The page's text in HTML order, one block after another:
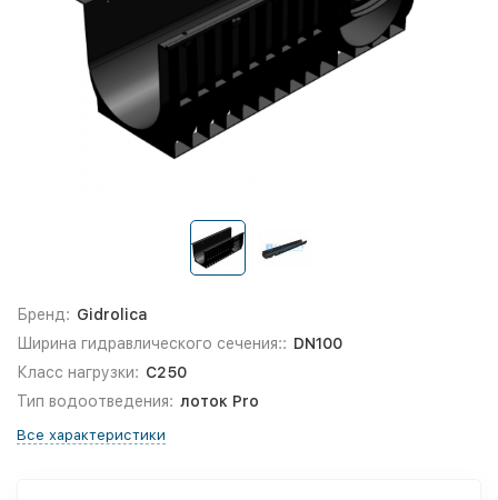
Бренд: Gidrolica
Ширина гидравлического сечения:: DN100
Класс нагрузки: С250
Тип водоотведения: лоток Pro
Все характеристики